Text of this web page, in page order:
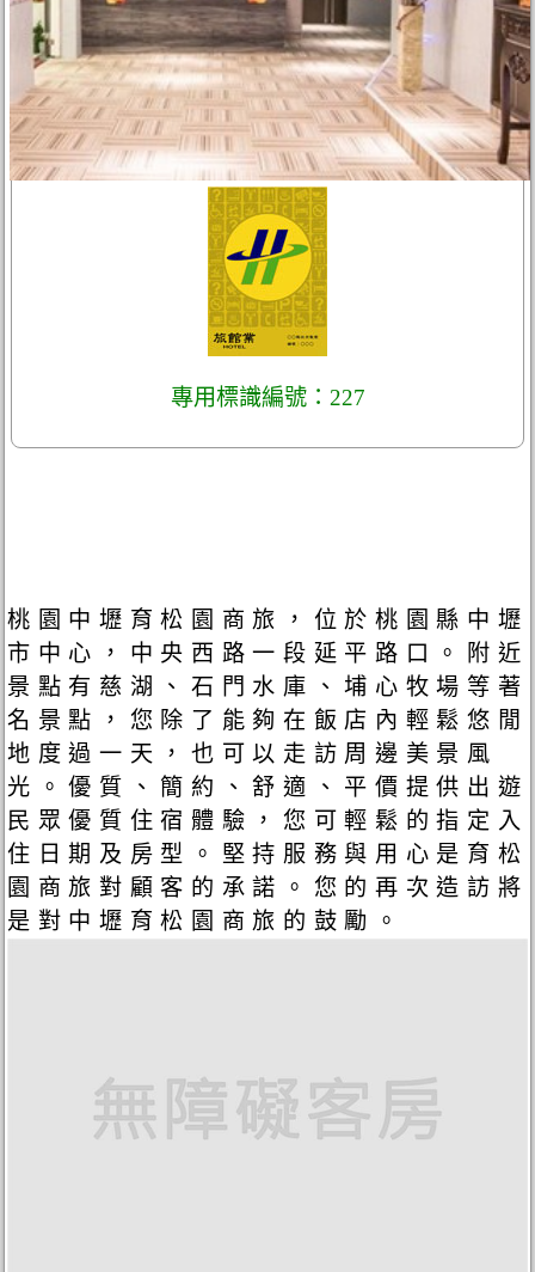
專用標識編號：227
桃園中壢育松園商旅，位於桃園縣中壢
市中心，中央西路一段延平路口。附近
景點有慈湖、石門水庫、埔心牧場等著
名景點，您除了能夠在飯店內輕鬆悠閒
地度過一天，也可以走訪周邊美景風
光。優質、簡約、舒適、平價提供出遊
民眾優質住宿體驗，您可輕鬆的指定入
住日期及房型。堅持服務與用心是育松
園商旅對顧客的承諾。您的再次造訪將
是對中壢育松園商旅的鼓勵。